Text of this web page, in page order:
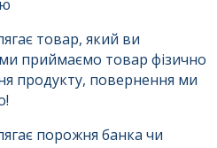
товар, який ви
приймаємо товар фізично
продукту, повернення ми
порожня банка чи